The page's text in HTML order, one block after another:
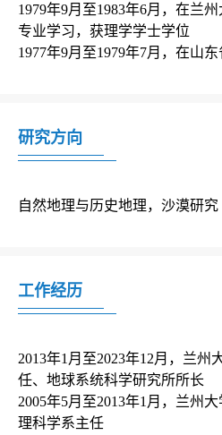
1979年9月至1983年6月，在兰
专业学习，获理学学士学位
1977年9月至1979年7月，在山
研究方向
自然地理与历史地理，沙漠研究
工作经历
2013年1月至2023年12月，兰州
任、地球系统科学研究所所长
2005年5月至2013年1月，兰州
理科学系主任